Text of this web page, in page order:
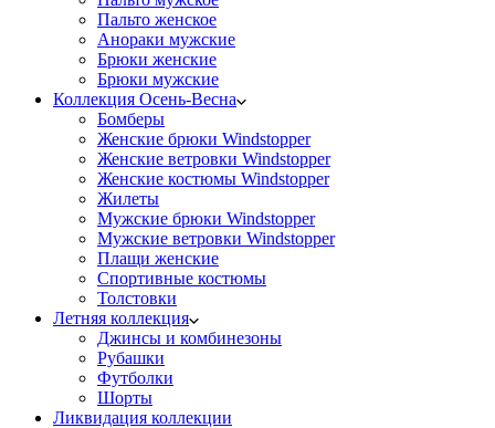
Пальто женское
Анораки мужские
Брюки женские
Брюки мужские
Коллекция Осень-Весна
Бомберы
Женские брюки Windstopper
Женские ветровки Windstopper
Женские костюмы Windstopper
Жилеты
Мужские брюки Windstopper
Мужские ветровки Windstopper
Плащи женские
Спортивные костюмы
Толстовки
Летняя коллекция
Джинсы и комбинезоны
Рубашки
Футболки
Шорты
Ликвидация коллекции